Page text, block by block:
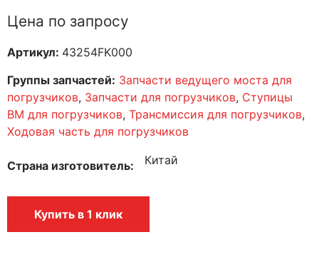
Цена по запросу
Артикул: 43254FK000
Группы запчастей: Запчасти ведущего моста для
погрузчиков, Запчасти для погрузчиков, Ступицы
ВМ для погрузчиков, Трансмиссия для погрузчиков,
Ходовая часть для погрузчиков
Страна изготовитель Китай
Купить в 1 клик